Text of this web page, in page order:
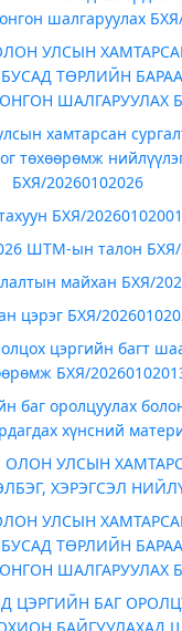
шалгаруулах
УЛСЫН
ТӨРЛИЙН
ШАЛГАРУУЛАХ
хамтарсан
төхөөрөмж
БХЯ/20260102026
БХЯ/20260102001
ШТМ-ын талон БХЯ/
майхан БХЯ/
цэрэг БХЯ/
цэргийн багт
БХЯ/
баг оролцуулах
хүнсний
УЛСЫН
ХЭРЭГСЭЛ
УЛСЫН
ТӨРЛИЙН
ШАЛГАРУУЛАХ
ЦЭРГИЙН БАГ